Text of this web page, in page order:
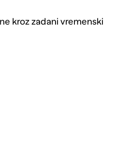
kroz zadani vremenski